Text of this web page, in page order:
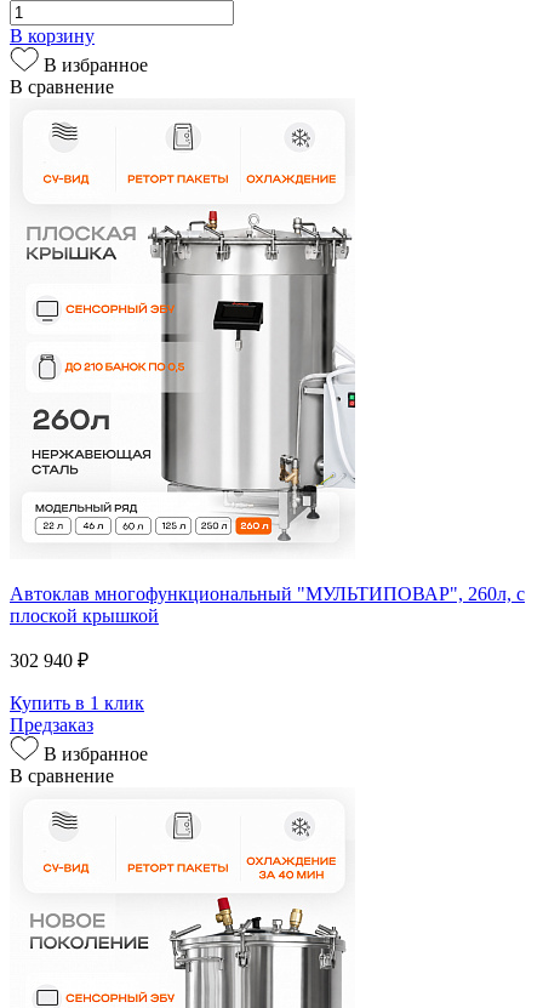
В корзину
В избранное
В сравнение
Автоклав многофункциональный "МУЛЬТИПОВАР", 260л, с
плоской крышкой
302 940 ₽
Купить в 1 клик
Предзаказ
В избранное
В сравнение